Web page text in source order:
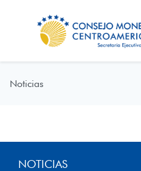
NOTICIAS